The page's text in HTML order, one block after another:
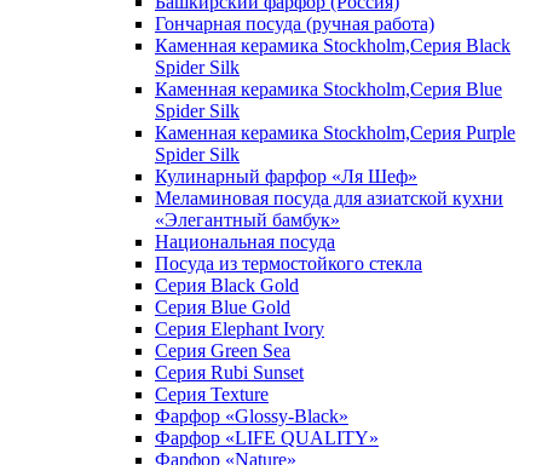
Гончарная посуда (ручная работа)
Каменная керамика Stockholm,Серия Black
Spider Silk
Каменная керамика Stockholm,Серия Blue
Spider Silk
Каменная керамика Stockholm,Серия Purple
Spider Silk
Кулинарный фарфор «Ля Шеф»
Меламиновая посуда для азиатской кухни
«Элегантный бамбук»
Национальная посуда
Посуда из термостойкого стекла
Серия Black Gold
Серия Blue Gold
Серия Elephant Ivory
Серия Green Sea
Серия Rubi Sunset
Серия Texture
Фарфор «Glossy-Black»
Фарфор «LIFE QUALITY»
Фарфор «Nature»